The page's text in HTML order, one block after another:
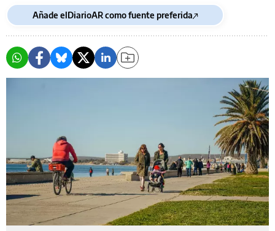
Añade elDiarioAR como fuente preferida